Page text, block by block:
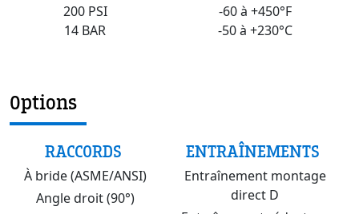
200 PSI
14 BAR
-60 à +450°F
-50 à +230°C
Options
RACCORDS
À bride (ASME/ANSI)
Angle droit (90°)
ENTRAÎNEMENTS
Entraînement montage
direct D